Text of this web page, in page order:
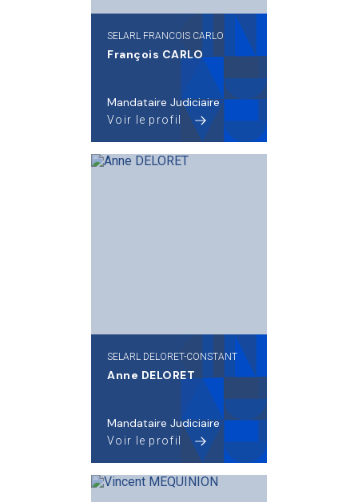
SELARL FRANCOIS CARLO
François CARLO
Mandataire Judiciaire
Voir le profil
SELARL DELORET-CONSTANT
Anne DELORET
Mandataire Judiciaire
Voir le profil